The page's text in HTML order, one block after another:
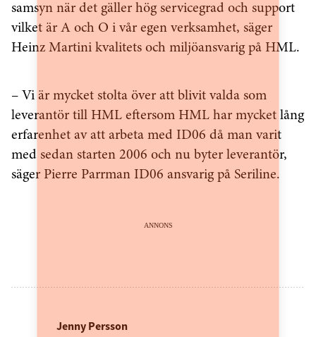
samsyn när det gäller hög servicegrad och support
vilket är A och O i vår egen verksamhet, säger
Heinz Martini kvalitets och miljöansvarig på HML.
– Vi är mycket stolta över att blivit valda som
leverantör till HML eftersom HML har mycket lång
erfarenhet av att arbeta med ID06 då man varit
med sedan starten 2006 och nu byter leverantör,
säger Pierre Parrman ID06 ansvarig på Seriline.
ANNONS
Jenny Persson